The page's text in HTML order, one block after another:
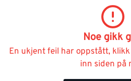
Noe gikk
En ukjent feil har oppstått,
inn siden på